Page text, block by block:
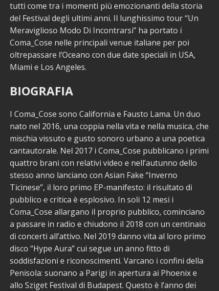
tutti come tra i momenti più emozionanti della storia
del Festival degli ultimi anni. Il lunghissimo tour “Un
Meraviglioso Modo Di Incontrarsi” ha portato i
Coma_Cose nelle principali venue italiane per poi
oltrepassare l’Oceano con due date speciali in USA,
Miami e Los Angeles.
BIOGRAFIA
I Coma_Cose sono California e Fausto Lama. Un duo
nato nel 2016, una coppia nella vita e nella musica, che
mischia vissuto e gusto sonoro urbano a una poetica
cantautorale. Nel 2017 i Coma_Cose pubblicano i primi
quattro brani con relativi video e nell’autunno dello
stesso anno lanciano con Asian Fake “Inverno
Ticinese”, il loro primo EP-manifesto: il risultato di
pubblico e critica è esplosivo. In soli 12 mesi i
Coma_Cose allargano il proprio pubblico, cominciano
a passare in radio e chiudono il 2018 con un centinaio
di concerti all’attivo. Nel 2019 danno vita al loro primo
disco “Hype Aura” cui segue un anno fitto di
soddisfazioni e riconoscimenti. Varcano i confini della
Penisola: suonano a Parigi in apertura ai Phoenix e
allo Sziget Festival di Budapest. Questo è l’anno dei